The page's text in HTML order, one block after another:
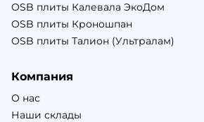
OSB плиты Калевала ЭкоДом
OSB плиты Кроношпан
OSB плиты Талион (Ультралам)
Компания
О нас
Наши склады